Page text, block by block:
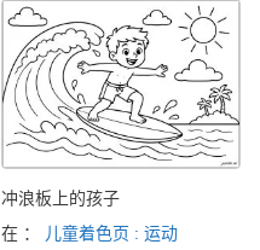
冲浪板上的孩子
在 ：
儿童着色页 : 运动